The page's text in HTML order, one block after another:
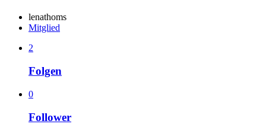
lenathoms
Mitglied
2
Folgen
0
Follower